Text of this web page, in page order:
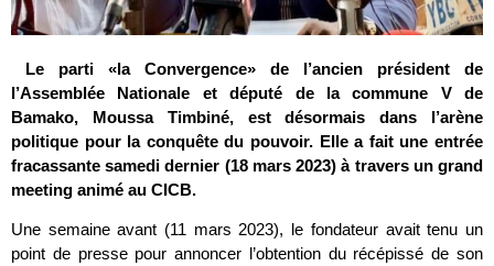
Le parti «la Convergence» de l’ancien président de
l’Assemblée Nationale et député de la commune V de
Bamako, Moussa Timbiné, est désormais dans l’arène
politique pour la conquête du pouvoir. Elle a fait une entrée
fracassante samedi dernier (18 mars 2023) à travers un grand
meeting animé au CICB.
Une semaine avant (11 mars 2023), le fondateur avait tenu un
point de presse pour annoncer l’obtention du récépissé de son